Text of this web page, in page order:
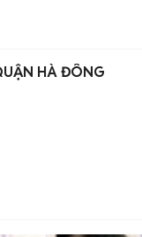
HÀ ĐÔNG